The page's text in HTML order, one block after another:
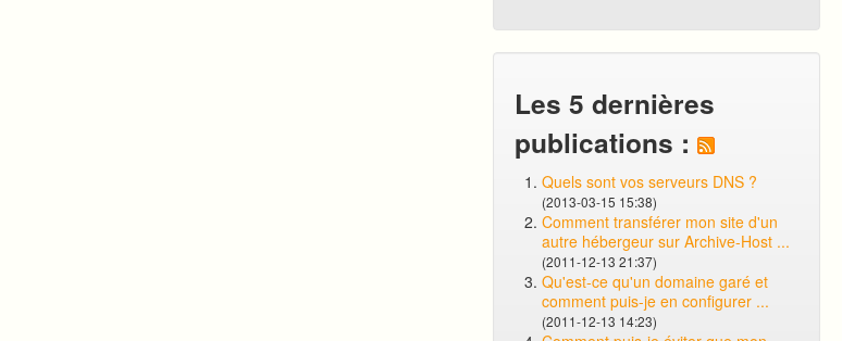
Les 5 dernières
publications :
Quels sont vos serveurs DNS ?
(2013-03-15 15:38)
Comment transférer mon site d'un
autre hébergeur sur Archive-Host ...
(2011-12-13 21:37)
Qu'est-ce qu'un domaine garé et
comment puis-je en configurer ...
(2011-12-13 14:23)